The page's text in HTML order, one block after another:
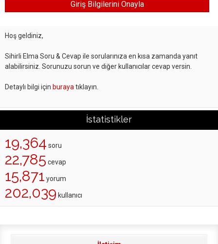
Hoş geldiniz,
Sihirli Elma Soru & Cevap ile sorularınıza en kısa zamanda yanıt
alabilirsiniz. Sorunuzu sorun ve diğer kullanıcılar cevap versin.
Detaylı bilgi için buraya tıklayın.
İstatistikler
19,364 soru
22,785 cevap
15,871 yorum
202,039 kullanıcı